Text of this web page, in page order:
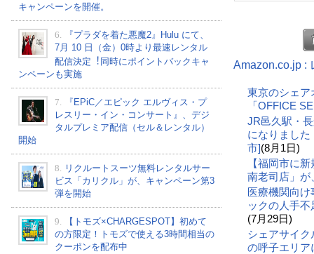
キャンペーンを開催。
6.
『プラダを着た悪魔2』Hulu にて、
7⽉ 10 ⽇（金）0時より最速レンタル
配信決定︕同時にポイントバックキャ
ンペーンも実施
7.
『EPiC／エピック エルヴィス・プ
レスリー・イン・コンサート』、デジ
タルプレミア配信（セル＆レンタル）
開始
8.
リクルートスーツ無料レンタルサー
ビス「カリクル」が、キャンペーン第3
弾を開始
9.
【トモズ×CHARGESPOT】初めて
の方限定！トモズで使える3時間相当の
クーポンを配布中
Amazon.co.jp :
東京のシェア
「OFFICE
JR邑久駅・
になりました
市](8月1日)
【福岡市に
南老司店」が
医療機関向
ックの人手
(7月29日)
シェアサイ
の呼子エリア